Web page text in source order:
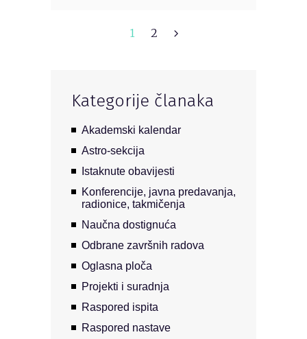
1 2
Kategorije članaka
Akademski kalendar
Astro-sekcija
Istaknute obavijesti
Konferencije, javna predavanja,
radionice, takmičenja
Naučna dostignuća
Odbrane završnih radova
Oglasna ploča
Projekti i suradnja
Raspored ispita
Raspored nastave